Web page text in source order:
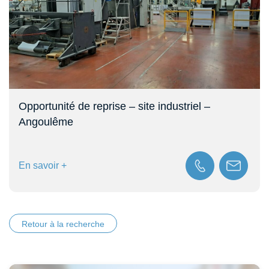
Opportunité de reprise – site industriel –
Angoulême
En savoir +
Retour à la recherche